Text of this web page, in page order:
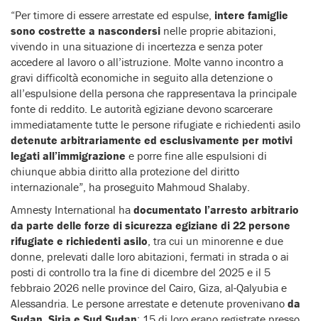
“Per timore di essere arrestate ed espulse, intere famiglie
sono costrette a nascondersi nelle proprie abitazioni,
vivendo in una situazione di incertezza e senza poter
accedere al lavoro o all’istruzione. Molte vanno incontro a
gravi difficoltà economiche in seguito alla detenzione o
all’espulsione della persona che rappresentava la principale
fonte di reddito. Le autorità egiziane devono scarcerare
immediatamente tutte le persone rifugiate e richiedenti asilo
detenute arbitrariamente ed esclusivamente per motivi
legati all’immigrazione e porre fine alle espulsioni di
chiunque abbia diritto alla protezione del diritto
internazionale”, ha proseguito Mahmoud Shalaby.
Amnesty International ha documentato l’arresto arbitrario
da parte delle forze di sicurezza egiziane di 22 persone
rifugiate e richiedenti asilo , tra cui un minorenne e due
donne, prelevati dalle loro abitazioni, fermati in strada o ai
posti di controllo tra la fine di dicembre del 2025 e il 5
febbraio 2026 nelle province del Cairo, Giza, al-Qalyubia e
Alessandria. Le persone arrestate e detenute provenivano da